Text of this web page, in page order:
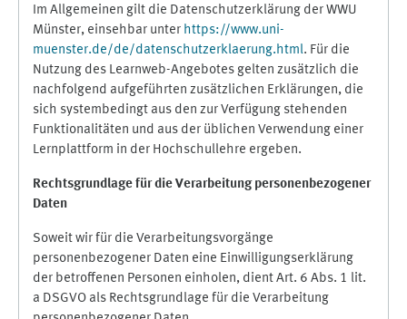
Im Allgemeinen gilt die Datenschutzerklärung der WWU
Münster, einsehbar unter https://www.uni-
muenster.de/de/datenschutzerklaerung.html. Für die
Nutzung des Learnweb-Angebotes gelten zusätzlich die
nachfolgend aufgeführten zusätzlichen Erklärungen, die
sich systembedingt aus den zur Verfügung stehenden
Funktionalitäten und aus der üblichen Verwendung einer
Lernplattform in der Hochschullehre ergeben.
Rechtsgrundlage für die Verarbeitung personenbezogener
Daten
Soweit wir für die Verarbeitungsvorgänge
personenbezogener Daten eine Einwilligungserklärung
der betroffenen Personen einholen, dient Art. 6 Abs. 1 lit.
a DSGVO als Rechtsgrundlage für die Verarbeitung